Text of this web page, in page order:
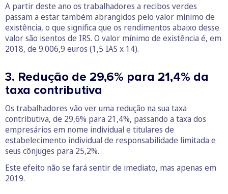
A partir deste ano os trabalhadores a recibos verdes
passam a estar também abrangidos pelo valor mínimo de
existência, o que significa que os rendimentos abaixo desse
valor são isentos de IRS. O valor mínimo de existência é, em
2018, de 9.006,9 euros (1,5 IAS x 14).
3. Redução de 29,6% para 21,4% da
taxa contributiva
Os trabalhadores vão ver uma redução na sua taxa
contributiva, de 29,6% para 21,4%, passando a taxa dos
empresários em nome individual e titulares de
estabelecimento individual de responsabilidade limitada e
seus cônjuges para 25,2%.
Este efeito não se fará sentir de imediato, mas apenas em
2019.